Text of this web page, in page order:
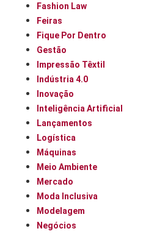
Fashion Law
Feiras
Fique Por Dentro
Gestão
Impressão Têxtil
Indústria 4.0
Inovação
Inteligência Artificial
Lançamentos
Logística
Máquinas
Meio Ambiente
Mercado
Moda Inclusiva
Modelagem
Negócios